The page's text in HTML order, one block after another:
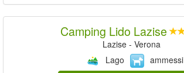
Camping Lido Lazise
Lazise - Verona
Lago
ammessi